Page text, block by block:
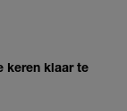
keren klaar te